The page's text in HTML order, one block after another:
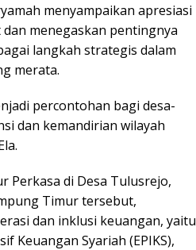
menyampaikan apresiasi
menegaskan pentingnya
langkah strategis dalam
merata.
percontohan bagi desa-
dan kemandirian wilayah
Perkasa di Desa Tulusrejo,
Timur tersebut,
dan inklusi keuangan, yaitu
Keuangan Syariah (EPIKS),